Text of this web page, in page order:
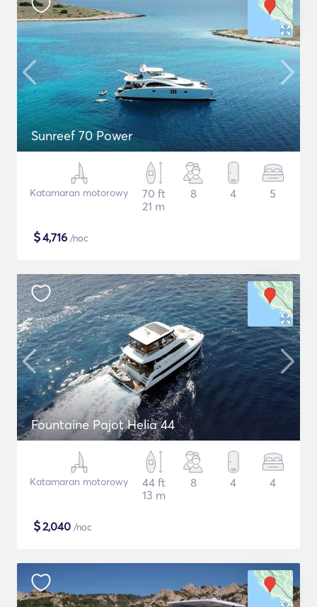
Sunreef 70 Power
Katamaran motorowy
70 ft
21 m
8 4 5
$4,716 /noc
Fountaine Pajot Helia 44
Katamaran motorowy
44 ft
13 m
8 4 4
$2,040 /noc